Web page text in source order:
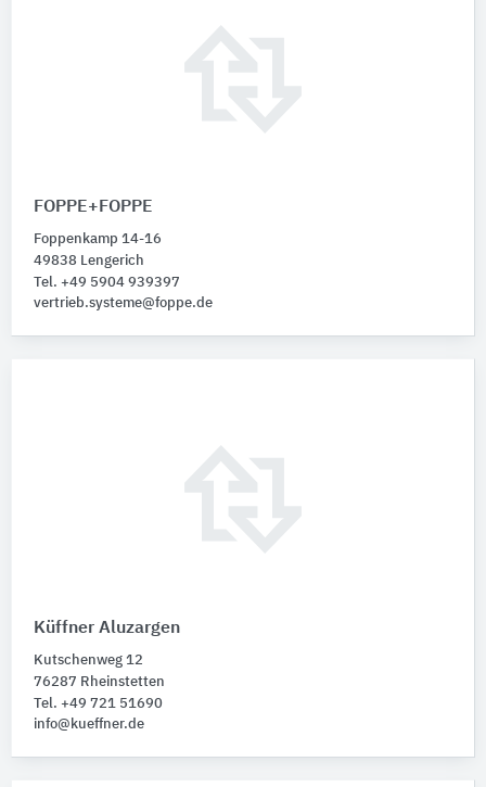
FOPPE+FOPPE
Foppenkamp 14-16
49838 Lengerich
Tel. +49 5904 939397
vertrieb.systeme@foppe.de
Küffner Aluzargen
Kutschenweg 12
76287 Rheinstetten
Tel. +49 721 51690
info@kueffner.de